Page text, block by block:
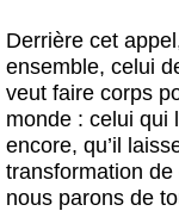
Derrière cet
ensemble, celui
veut faire corps
monde : celui qui
encore, qu’il
transformation
nous parons de